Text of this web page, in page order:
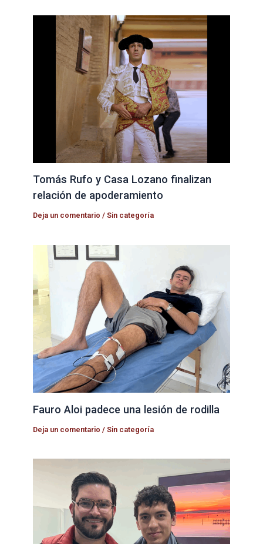
Tomás Rufo y Casa Lozano finalizan
relación de apoderamiento
Deja un comentario /Sin categoría
Fauro Aloi padece una lesión de rodilla
Deja un comentario /Sin categoría